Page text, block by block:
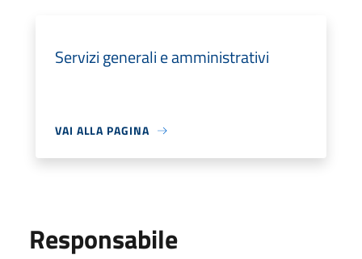
Servizi generali e amministrativi
VAI ALLA PAGINA
Responsabile